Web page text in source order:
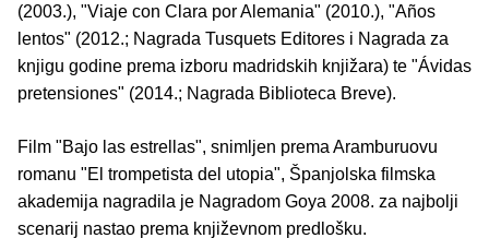
(2003.), "Viaje con Clara por Alemania" (2010.), "Años
lentos" (2012.; Nagrada Tusquets Editores i Nagrada za
knjigu godine prema izboru madridskih knjižara) te "Ávidas
pretensiones" (2014.; Nagrada Biblioteca Breve).
Film "Bajo las estrellas", snimljen prema Aramburuovu
romanu "El trompetista del utopia", Španjolska filmska
akademija nagradila je Nagradom Goya 2008. za najbolji
scenarij nastao prema književnom predlošku.